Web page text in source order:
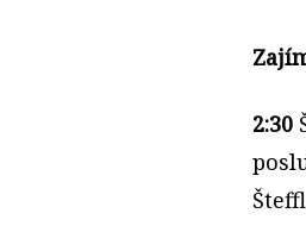
2:30